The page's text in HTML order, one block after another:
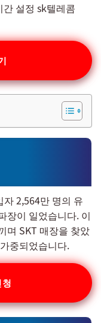
설정 sk텔레콤
2,564만 명의 유
장이 일었습니다. 이
며 SKT 매장을 찾았
중되었습니다.